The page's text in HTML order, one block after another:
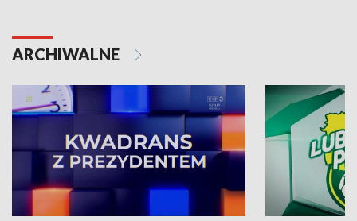
ARCHIWALNE